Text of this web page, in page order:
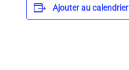
Ajouter au calendrier